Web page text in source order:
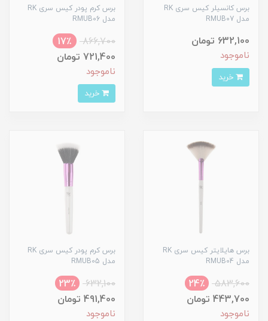
برس کانسیلر کیس سری RK
مدل RMUB07
632,100 تومان
ناموجود
برس کرم پودر کیس سری RK
مدل RMUB06
866,700
17٪
721,400 تومان
ناموجود
برس هایلایتر کیس سری RK
مدل RMUB04
583,600
24٪
443,700 تومان
ناموجود
برس کرم پودر کیس سری RK
مدل RMUB05
632,100
23٪
491,400 تومان
ناموجود